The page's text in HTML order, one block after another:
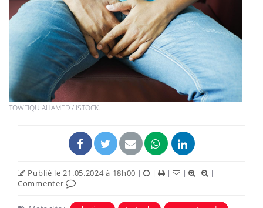
TOWFIQU AHAMED / ISTOCK.
Publié le 21.05.2024 à 18h00 | | | |
|
Commenter